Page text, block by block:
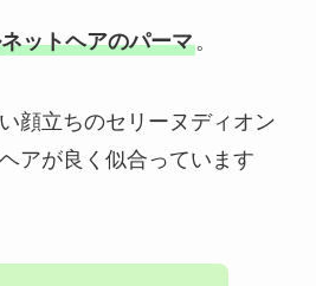
ットヘアのパーマ。
顔立ちのセリーヌディオン
アが良く似合っています